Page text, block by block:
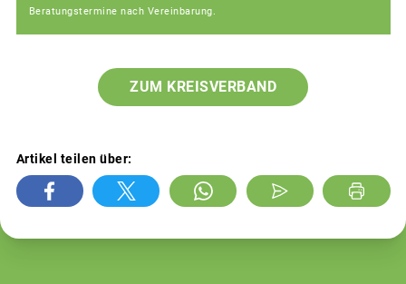
Beratungstermine nach Vereinbarung.
ZUM KREISVERBAND
Artikel teilen über: